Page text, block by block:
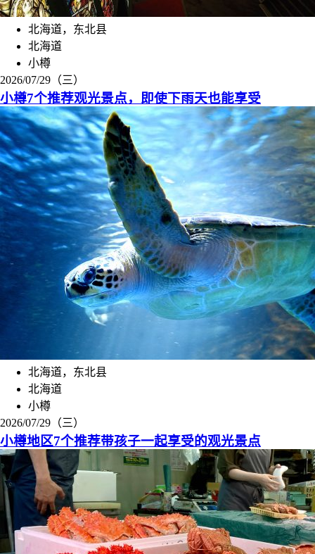
北海道，东北县
北海道
小樽
2026/07/29（三）
小樽7个推荐观光景点，即使下雨天也能享受
北海道，东北县
北海道
小樽
2026/07/29（三）
小樽地区7个推荐带孩子一起享受的观光景点